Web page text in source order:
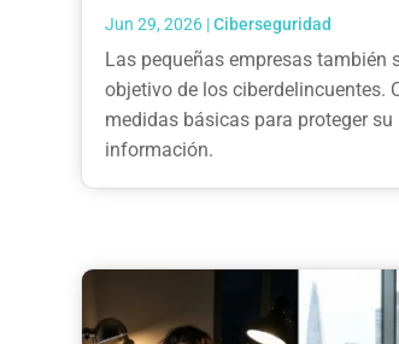
Jun 29, 2026 |Ciberseguridad
Las pequeñas empresas también
objetivo de los ciberdelincuentes.
medidas básicas para proteger su
información.